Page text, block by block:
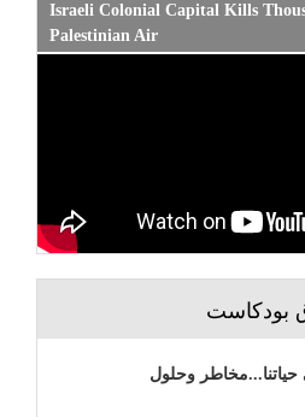
Israeli Colonial Capital Kills
Palestinian Air
بودكاست
حياتنا...مخاطر وحلول